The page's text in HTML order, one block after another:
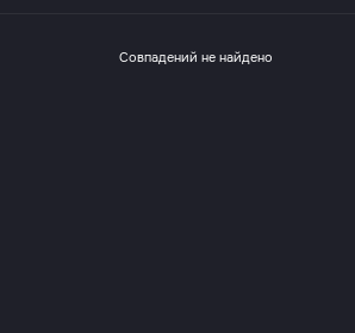
Совпадений не найдено